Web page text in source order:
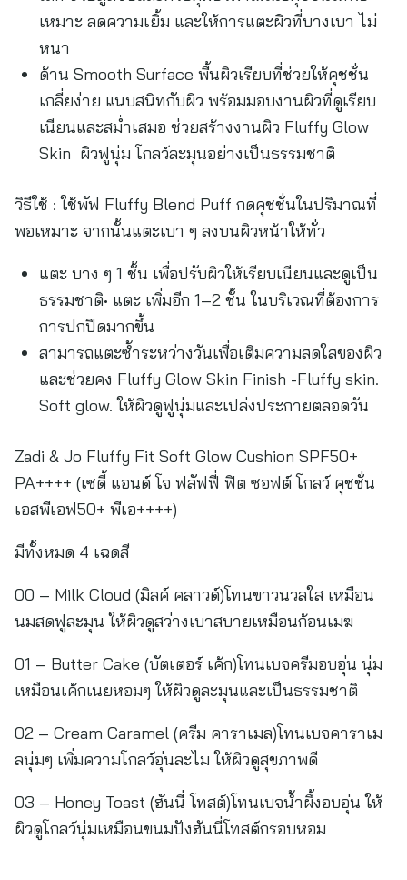
เหมาะ ลดความเยิ้ม และให้การแตะผิวที่บางเบา ไม่
หนา
ด้าน Smooth Surface พื้นผิวเรียบที่ช่วยให้คุชชั่น
เกลี่ยง่าย แนบสนิทกับผิว พร้อมมอบงานผิวที่ดูเรียบ
เนียนและสม่ำเสมอ ช่วยสร้างงานผิว Fluffy Glow
Skin ผิวฟูนุ่ม โกลว์ละมุนอย่างเป็นธรรมชาติ
วิธีใช้ : ใช้พัฟ Fluffy Blend Puff กดคุชชั่นในปริมาณที่
พอเหมาะ จากนั้นแตะเบา ๆ ลงบนผิวหน้าให้ทั่ว
แตะ บาง ๆ 1 ชั้น เพื่อปรับผิวให้เรียบเนียนและดูเป็น
ธรรมชาติ• แตะ เพิ่มอีก 1–2 ชั้น ในบริเวณที่ต้องการ
การปกปิดมากขึ้น
สามารถแตะซ้ำระหว่างวันเพื่อเติมความสดใสของผิว
และช่วยคง Fluffy Glow Skin Finish -Fluffy skin.
Soft glow. ให้ผิวดูฟูนุ่มและเปล่งประกายตลอดวัน
Zadi & Jo Fluffy Fit Soft Glow Cushion SPF50+
PA++++ (เซดี้ แอนด์ โจ ฟลัฟฟี่ ฟิต ซอฟต์ โกลว์ คุชชั่น
เอสพีเอฟ50+ พีเอ++++)
มีทั้งหมด 4 เฉดสี
00 – Milk Cloud (มิลค์ คลาวด์)โทนขาวนวลใส เหมือน
นมสดฟูละมุน ให้ผิวดูสว่างเบาสบายเหมือนก้อนเมฆ
01 – Butter Cake (บัตเตอร์ เค้ก)โทนเบจครีมอบอุ่น นุ่ม
เหมือนเค้กเนยหอมๆ ให้ผิวดูละมุนและเป็นธรรมชาติ
02 – Cream Caramel (ครีม คาราเมล)โทนเบจคาราเม
ลนุ่มๆ เพิ่มความโกลว์อุ่นละไม ให้ผิวดูสุขภาพดี
03 – Honey Toast (ฮันนี่ โทสต์)โทนเบจน้ำผึ้งอบอุ่น ให้
ผิวดูโกลว์นุ่มเหมือนขนมปังฮันนี่โทสต์กรอบหอม